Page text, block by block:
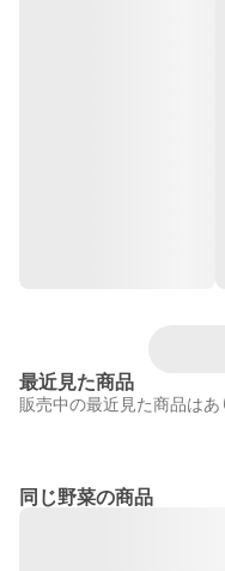
最近見た商品
販売中の最近見た商品はあ
同じ野菜の商品